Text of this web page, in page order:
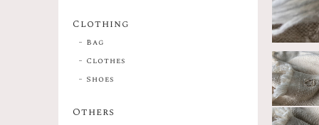
Clothing
Bag
Clothes
Shoes
Others